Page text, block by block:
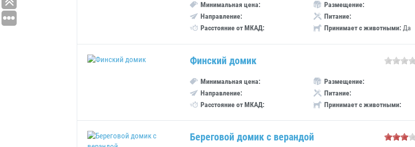
Минимальная цена:
Направление:
Расстояние от МКАД:
Размещение:
Питание:
Принимает с животными: Да
Финский домик
Минимальная цена:
Направление:
Расстояние от МКАД:
Размещение:
Питание:
Принимает с животными:
Береговой домик с верандой